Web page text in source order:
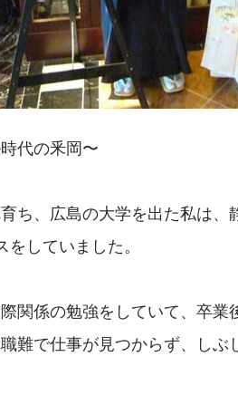
代の釆岡〜
ち、広島の大学を出た私は
していました。
関係の勉強をしていて、卒
難で仕事が見つからず、しぶ